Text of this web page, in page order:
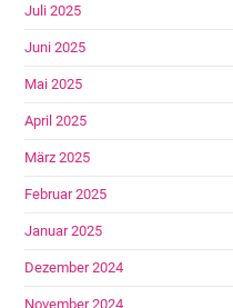
Juli 2025
Juni 2025
Mai 2025
April 2025
März 2025
Februar 2025
Januar 2025
Dezember 2024
November 2024